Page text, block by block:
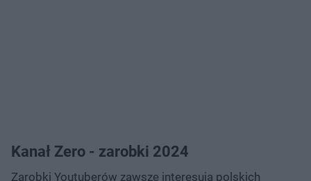
Kanał Zero - zarobki 2024
Zarobki Youtuberów zawsze interesują polskich